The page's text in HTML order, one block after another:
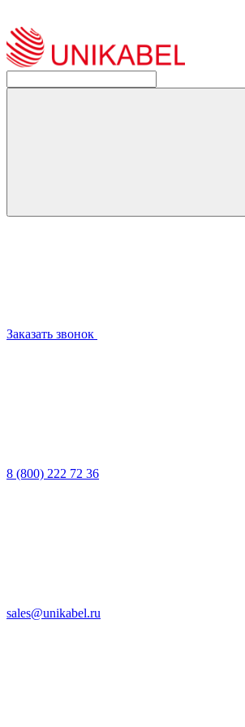
Заказать звонок
8 (800) 222 72 36
sales@unikabel.ru